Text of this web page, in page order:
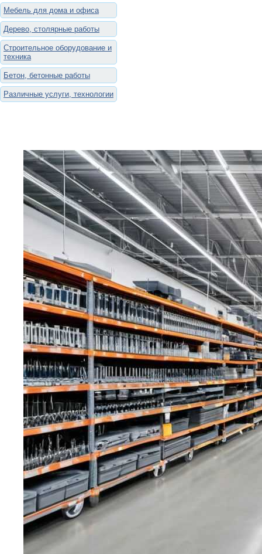
Мебель для дома и офиса
Дерево, столярные работы
Строительное оборудование и
техника
Бетон, бетонные работы
Различные услуги, технологии